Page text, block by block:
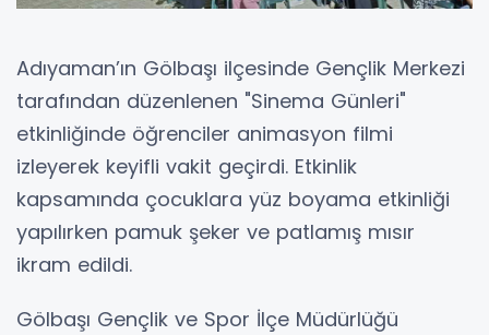
Adıyaman’ın Gölbaşı ilçesinde Gençlik Merkezi
tarafından düzenlenen "Sinema Günleri"
etkinliğinde öğrenciler animasyon filmi
izleyerek keyifli vakit geçirdi. Etkinlik
kapsamında çocuklara yüz boyama etkinliği
yapılırken pamuk şeker ve patlamış mısır
ikram edildi.
Gölbaşı Gençlik ve Spor İlçe Müdürlüğü